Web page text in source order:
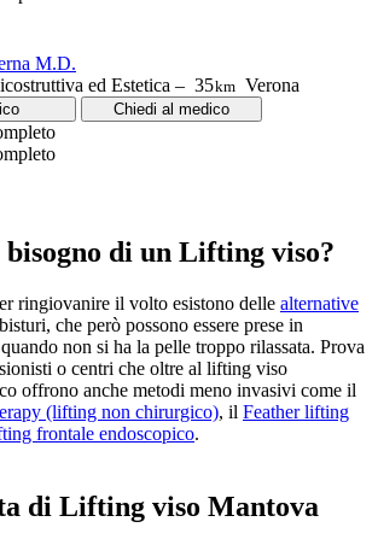
M.D.
ed Estetica – 35km Verona
Chiedi al medico
di un Lifting viso?
ringiovanire il volto esistono delle alternative
che però possono essere prese in
non si ha la pelle troppo rilassata. Prova
o centri che oltre al lifting viso
offrono anche metodi meno invasivi come il
(lifting non chirurgico), il Feather lifting
frontale endoscopico.
di Lifting viso Mantova